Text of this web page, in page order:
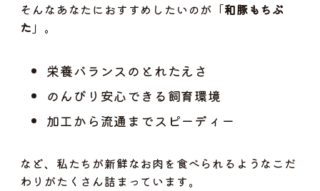
そんなあなたにおすすめしたいのが「和豚もちぶ
た 」。
栄養バランスのとれたえさ
のんびり安心できる飼育環境
加工から流通までスピーディー
など、私たちが新鮮なお肉を食べられるようなこだ
わりがたくさん詰まっています。